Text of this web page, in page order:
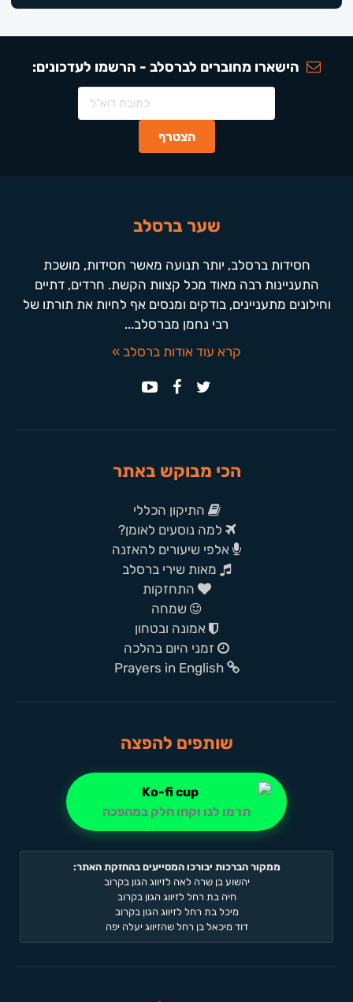
הישארו מחוברים לברסלב - הרשמו לעדכונים:
שער ברסלב
חסידות ברסלב, יותר תנועה מאשר חסידות, מושכת
התעניינות רבה מאוד מכל קצוות הקשת. חרדים, דתיים
וחילונים מתעניינים, בודקים ומנסים אף לחיות את תורתו של
רבי נחמן מברסלב...
קרא עוד אודות ברסלב »
הכי מבוקש באתר
התיקון הכללי
למה נוסעים לאומן?
אלפי שיעורים להאזנה
מאות שירי ברסלב
התחזקות
שמחה
אמונה ובטחון
זמני היום בהלכה
Prayers in English
שותפים להפצה
תרמו לנו וקחו חלק במהפכה
ממקור הברכות יבורכו המסייעים בהחזקת האתר:
יהשוע בן שרה לאה לזיווג הגון בקרוב
חיה בת רחל לזיווג הגון בקרוב
מיכל בת רחל לזיווג הגון בקרוב
דוד מיכאל בן רחל שהזיווג יעלה יפה